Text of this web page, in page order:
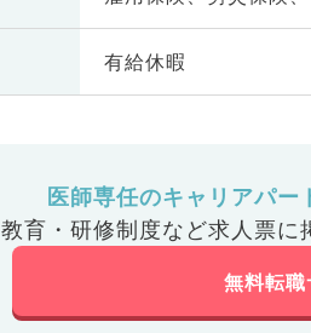
有給休暇
医師専任のキャリアパー
教育・研修制度など求人票に
無料転